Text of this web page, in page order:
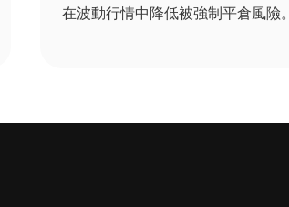
在波動行情中降低被強制平倉風險。